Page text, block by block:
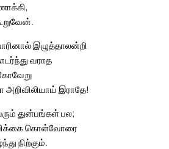
இழுத்தாலன்றி
வராத
இராதே!
துன்பங்கள் பல;
கொள்வோரை
நிற்கும்.